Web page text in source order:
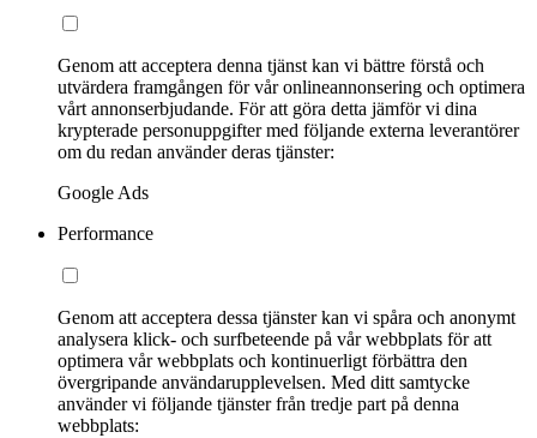
Genom att acceptera denna tjänst kan vi bättre förstå och
utvärdera framgången för vår onlineannonsering och optimera
vårt annonserbjudande. För att göra detta jämför vi dina
krypterade personuppgifter med följande externa leverantörer
om du redan använder deras tjänster:
Google Ads
Performance
Genom att acceptera dessa tjänster kan vi spåra och anonymt
analysera klick- och surfbeteende på vår webbplats för att
optimera vår webbplats och kontinuerligt förbättra den
övergripande användarupplevelsen. Med ditt samtycke
använder vi följande tjänster från tredje part på denna
webbplats: